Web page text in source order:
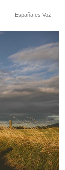
España es Voz